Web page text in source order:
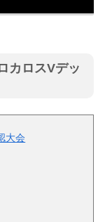
カロスVデッ
大会